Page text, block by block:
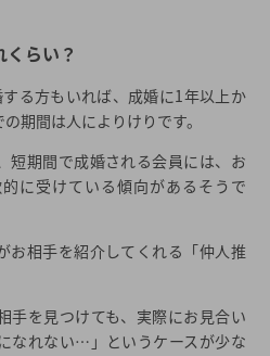
らい？
る方もいれば、成婚に1年以上か
期間は人によりけりです。
短期間で成婚される会員には、お
に受けている傾向があるそうで
お相手を紹介してくれる「仲人推
手を見つけても、実際にお見合い
なれない…」というケースが少な